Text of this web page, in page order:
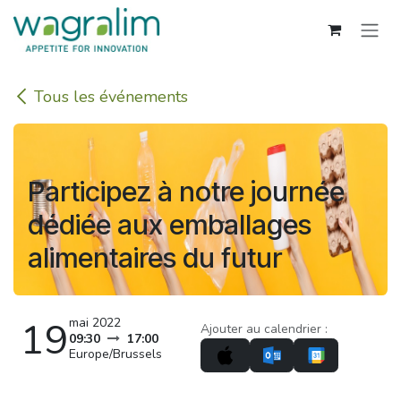
Se rendre au contenu
Tous les événements
Participez à notre journée
dédiée aux emballages
alimentaires du futur
19mai 2022
09:30
17:00
Europe/Brussels
Ajouter au calendrier :